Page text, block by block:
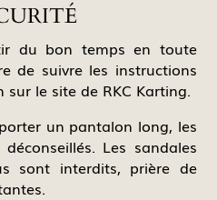
du bon temps en toute
de suivre les instructions
le site de RKC Karting.
un pantalon long, les
Les sandales
sont interdits, prière de